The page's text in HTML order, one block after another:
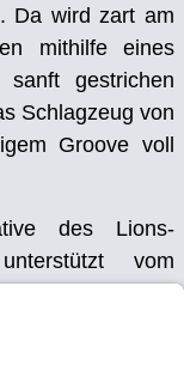
Da wird zart am
mithilfe eines
gestrichen
Schlagzeug von
Groove voll
des Lions-
vom
Künstler und
in Sachen